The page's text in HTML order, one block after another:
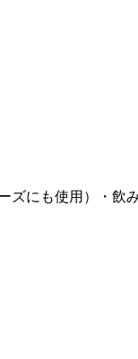
にも使用）・飲